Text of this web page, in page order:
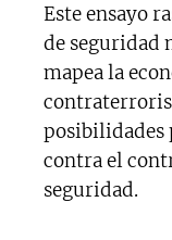
Este ensayo
de seguridad
mapea la
posibilidades
contra el
seguridad.